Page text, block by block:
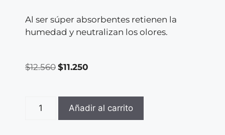
Al ser súper absorbentes retienen la
humedad y neutralizan los olores.
$12.560 $11.250
Añadir al carrito